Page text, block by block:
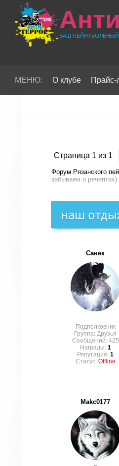
ВАШ ПЕЙНТБОЛЬНЫЙ
МЕНЮ: О клубе Прайс-
Страница 1 из 1
Форум Рязанского
забываем о речептах)
наш
Санек
Подполковник
Группа: Друзья
Сообщений: 425
Награды: 1
Репутация: 1
Статус: Offline
Makc0177